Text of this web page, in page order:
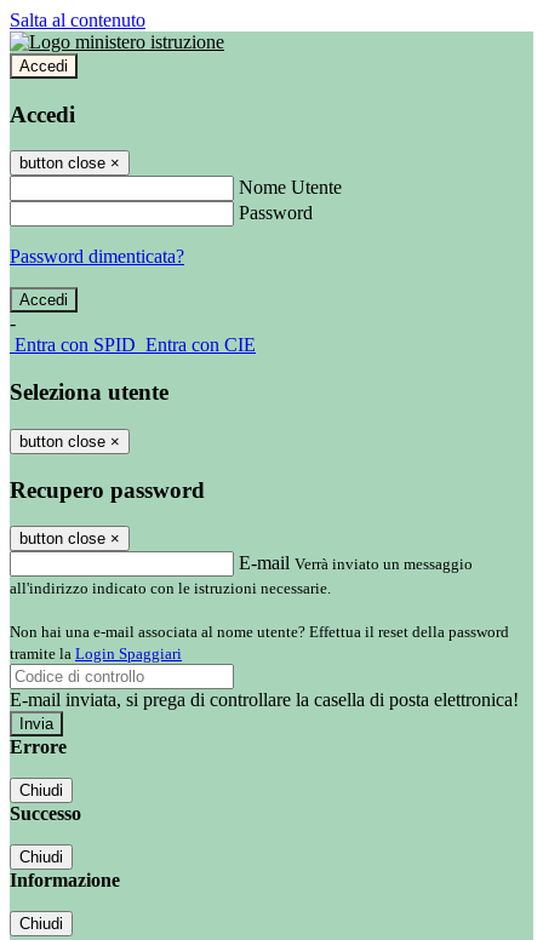
Salta al contenuto
Accedi
Accedi
button close ×
Nome Utente
Password
Password dimenticata?
-
Entra con SPID Entra con CIE
Seleziona utente
button close ×
Recupero password
button close ×
E-mail Verrà inviato un messaggio
all'indirizzo indicato con le istruzioni necessarie.
Non hai una e-mail associata al nome utente? Effettua il reset della password
tramite la Login Spaggiari
E-mail inviata, si prega di controllare la casella di posta elettronica!
Errore
Chiudi
Successo
Chiudi
Informazione
Chiudi